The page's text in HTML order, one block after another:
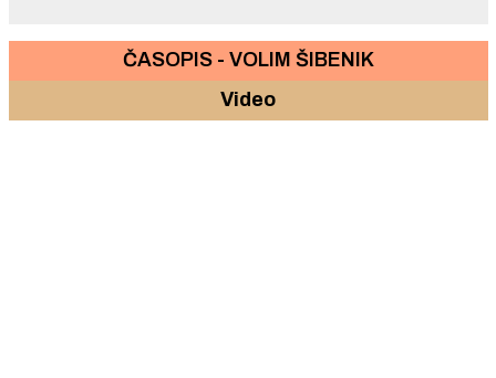
ČASOPIS - VOLIM ŠIBENIK
Video